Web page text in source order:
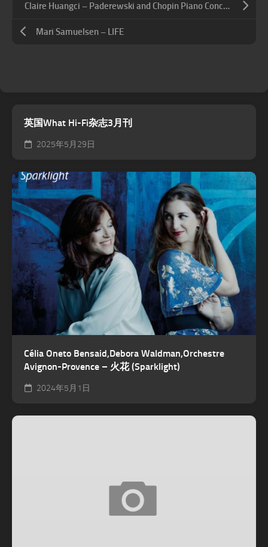
Claire Huangci – Paderewski and Chopin Piano Concertos
Mari Samuelsen – LIFE
英国What Hi-Fi杂志3月刊
2025年5月29日
Célia Oneto Bensaid,Debora Waldman,Orchestre
Avignon-Provence – 火花 (Sparklight)
2024年5月1日